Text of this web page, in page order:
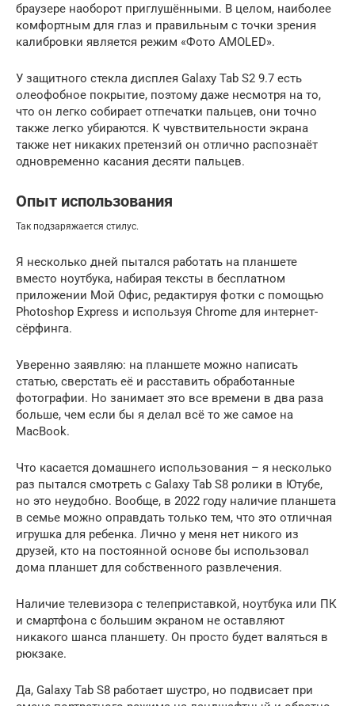
браузере наоборот приглушёнными. В целом, наиболее
комфортным для глаз и правильным с точки зрения
калибровки является режим «Фото AMOLED».
У защитного стекла дисплея Galaxy Tab S2 9.7 есть
олеофобное покрытие, поэтому даже несмотря на то,
что он легко собирает отпечатки пальцев, они точно
также легко убираются. К чувствительности экрана
также нет никаких претензий он отлично распознаёт
одновременно касания десяти пальцев.
Опыт использования
Так подзаряжается стилус.
Я несколько дней пытался работать на планшете
вместо ноутбука, набирая тексты в бесплатном
приложении Мой Офис, редактируя фотки с помощью
Photoshop Express и используя Chrome для интернет-
сёрфинга.
Уверенно заявляю: на планшете можно написать
статью, сверстать её и расставить обработанные
фотографии. Но занимает это все времени в два раза
больше, чем если бы я делал всё то же самое на
MacBook.
Что касается домашнего использования – я несколько
раз пытался смотреть с Galaxy Tab S8 ролики в Ютубе,
но это неудобно. Вообще, в 2022 году наличие планшета
в семье можно оправдать только тем, что это отличная
игрушка для ребенка. Лично у меня нет никого из
друзей, кто на постоянной основе бы использовал
дома планшет для собственного развлечения.
Наличие телевизора с телеприставкой, ноутбука или ПК
и смартфона с большим экраном не оставляют
никакого шанса планшету. Он просто будет валяться в
рюкзаке.
Да, Galaxy Tab S8 работает шустро, но подвисает при